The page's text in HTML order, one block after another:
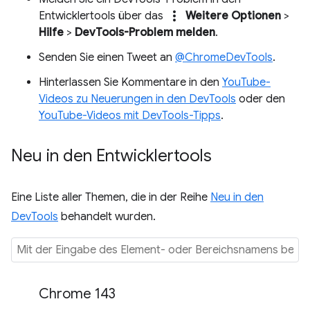
Entwicklertools über das
more_vert Weitere Optionen >
Hilfe > DevTools-Problem melden.
Senden Sie einen Tweet an @ChromeDevTools.
Hinterlassen Sie Kommentare in den YouTube-
Videos zu Neuerungen in den DevTools oder den
YouTube-Videos mit DevTools-Tipps.
Neu in den Entwicklertools
Eine Liste aller Themen, die in der Reihe Neu in den
DevTools behandelt wurden.
Chrome 143